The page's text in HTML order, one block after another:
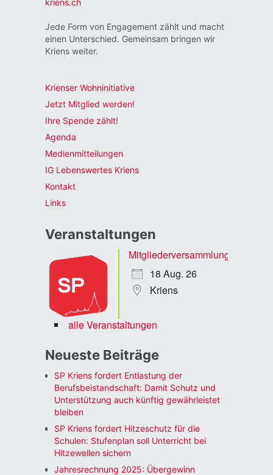
kriens.ch
Jede Form von Engagement zählt und macht
einen Unterschied. Gemeinsam bringen wir
Kriens weiter.
Krienser Wohninitiative
Jetzt Mitglied werden!
Ihre Spende zählt!
Agenda
Medienmitteilungen
IG Lebenswertes Kriens
Kontakt
Links
Veranstaltungen
Mitgliederversammlung
18 Aug. 26
Kriens
alle Veranstaltungen
Neueste Beiträge
SP Kriens fordert Entlastung der
Berufsbeistandschaft: Damit Schutz und
Unterstützung auch künftig gewährleistet
bleiben
SP Kriens fordert Hitzeschutz für die
Schulen: Stufenplan soll Unterricht bei
Hitzewellen sichern
Jahresrechnung 2025: Übergewinn